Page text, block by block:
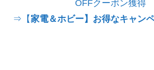
OFFクーポン獲得
⇒【家電＆ホビー】お得なキャン